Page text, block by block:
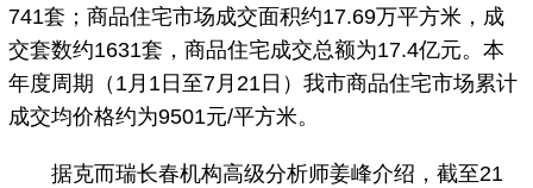
741套；商品住宅市场成交面积约17.69万平方米，成
交套数约1631套，商品住宅成交总额为17.4亿元。本
年度周期（1月1日至7月21日）我市商品住宅市场累计
成交均价格约为9501元/平方米。
据克而瑞长春机构高级分析师姜峰介绍，截至21